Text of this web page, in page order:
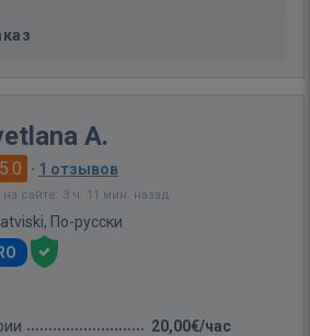
A.
5.0 · 1 отзывов
сайте: 3 ч. 11 мин. назад
По-русски
20,00€/час